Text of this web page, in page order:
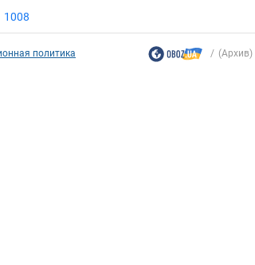
1008
политика